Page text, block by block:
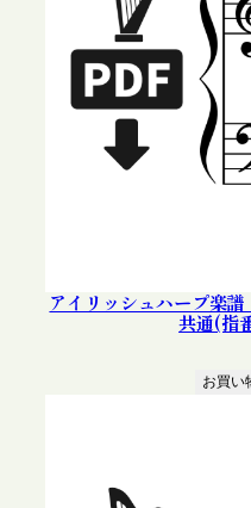
アイリッシュハープ楽
共通(指
お買い